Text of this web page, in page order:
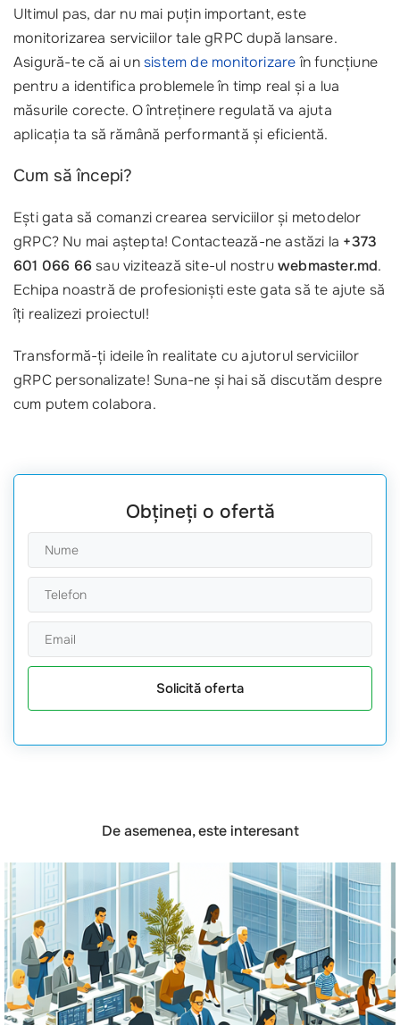
Ultimul pas, dar nu mai puțin important, este
monitorizarea serviciilor tale gRPC după lansare.
Asigură-te că ai unsistem de monitorizareîn funcțiune
pentru a identifica problemele în timp real și a lua
măsurile corecte. O întreținere regulată va ajuta
aplicația ta să rămână performantă și eficientă.
Cum să începi?
Ești gata să comanzi crearea serviciilor și metodelor
gRPC? Nu mai aștepta! Contactează-ne astăzi la +373
601 066 66sau vizitează site-ul nostruwebmaster.md.
Echipa noastră de profesioniști este gata să te ajute să
îți realizezi proiectul! ‍
Transformă-ți ideile în realitate cu ajutorul serviciilor
gRPC personalizate! Suna-ne și hai să discutăm despre
cum putem colabora.
Obțineți o ofertă
Solicită oferta
De asemenea, este interesant